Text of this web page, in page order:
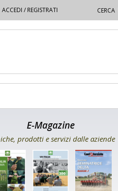
ACCEDI / REGISTRATI
E-Magazine
prodotti e servizi dalle aziende